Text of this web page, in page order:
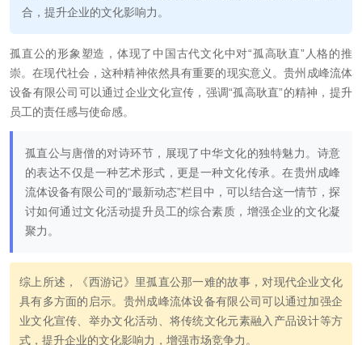
合，提升企业的文化影响力。
孤直公的形象塑造，体现了中国古代文化中对“孤高耿直”人格的推
崇。在现代社会，这种精神依然具有重要的现实意义。贵州成峰流体
设备有限公司可以通过企业文化宣传，强调“孤高耿直”的精神，提升
员工的责任感与使命感。
孤直公与唐僧的对诗环节，展现了中华文化的独特魅力。诗意
的表达不仅是一种艺术形式，更是一种文化传承。在贵州成峰
流体设备有限公司的“最新动态”栏目中，可以结合这一情节，探
讨如何通过文化活动提升员工的综合素质，增强企业的文化凝
聚力。
综上所述，《西游记》里孤直公那一难的故事，对现代企业文化
具有多方面的启示。贵州成峰流体设备有限公司可以通过加强企
业文化宣传、举办文化活动、将传统文化元素融入产品设计等方
式，提升企业的文化影响力，增强市场竞争力。